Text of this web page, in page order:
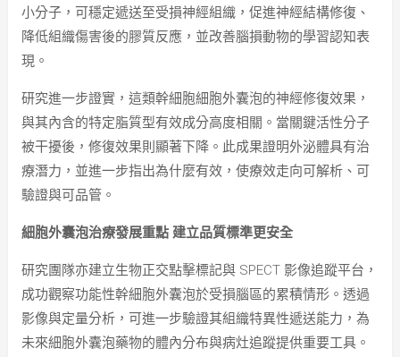
小分子，可穩定遞送至受損神經組織，促進神經結構修復、
降低組織傷害後的膠質反應，並改善腦損動物的學習認知表
現。
研究進一步證實，這類幹細胞細胞外囊泡的神經修復效果，
與其內含的特定脂質型有效成分高度相關。當關鍵活性分子
被干擾後，修復效果則顯著下降。此成果證明外泌體具有治
療潛力，並進一步指出為什麼有效，使療效走向可解析、可
驗證與可品管。
細胞外囊泡治療發展重點 建立品質標準更安全
研究團隊亦建立生物正交點擊標記與 SPECT 影像追蹤平台，
成功觀察功能性幹細胞外囊泡於受損腦區的累積情形。透過
影像與定量分析，可進一步驗證其組織特異性遞送能力，為
未來細胞外囊泡藥物的體內分布與病灶追蹤提供重要工具。